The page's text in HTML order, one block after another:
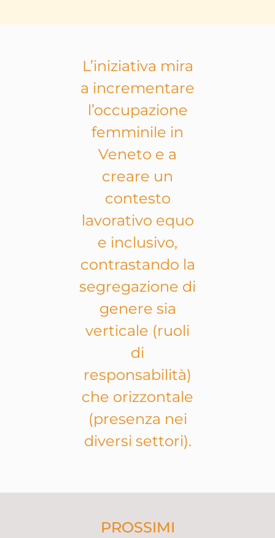
L’iniziativa mira
a incrementare
l’occupazione
femminile in
Veneto e a
creare un
contesto
lavorativo equo
e inclusivo,
contrastando la
segregazione di
genere sia
verticale (ruoli
di
responsabilità)
che orizzontale
(presenza nei
diversi settori).
PROSSIMI